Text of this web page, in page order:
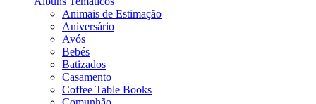
Animais de Estimação
Aniversário
Avós
Bebés
Batizados
Casamento
Coffee Table Books